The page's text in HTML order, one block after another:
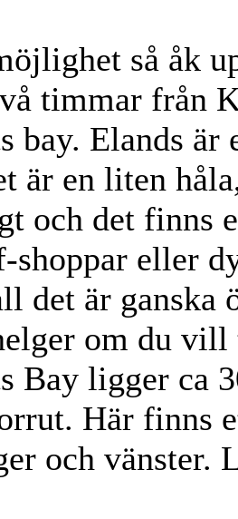
så åk
timmar från
bay. Elands
är en liten
och det finns
shoppar eller
det är ganska
om du vill
Bay ligger ca
Här finns
och vänster.